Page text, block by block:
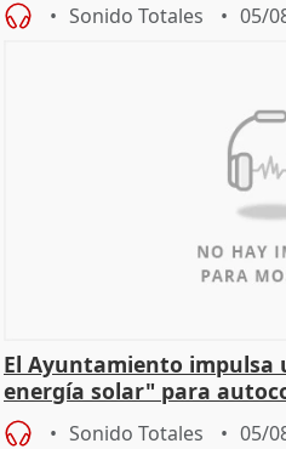
Sonido Totales 05/
El Ayuntamiento impulsa
energía solar" para
Sonido Totales 05/